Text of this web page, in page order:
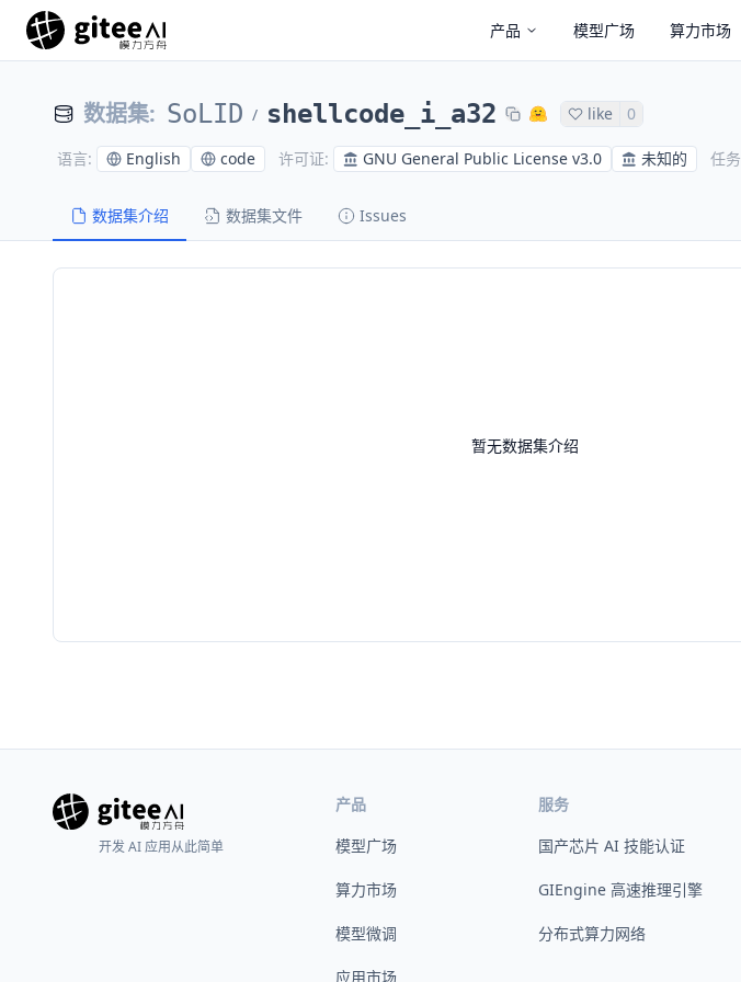
产品 模型广场 算力市场
数据集: SoLID / shellcode_i_a32 like 0
语言: English code 许可证: GNU General Public License v3.0 未知的 任务
数据集介绍 数据集文件 Issues
暂无数据集介绍
开发 AI 应用从此简单
产品
模型广场
算力市场
模型微调
应用市场
服务
国产芯片 AI 技能认证
GIEngine 高速推理引擎
分布式算力网络